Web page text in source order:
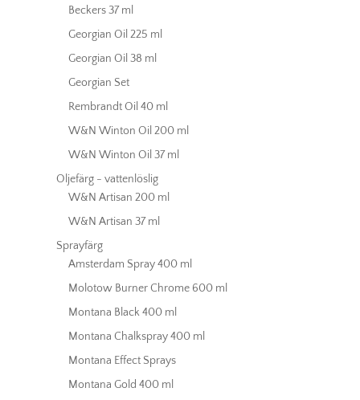
Beckers 37 ml
Georgian Oil 225 ml
Georgian Oil 38 ml
Georgian Set
Rembrandt Oil 40 ml
W&N Winton Oil 200 ml
W&N Winton Oil 37 ml
Oljefärg - vattenlöslig
W&N Artisan 200 ml
W&N Artisan 37 ml
Sprayfärg
Amsterdam Spray 400 ml
Molotow Burner Chrome 600 ml
Montana Black 400 ml
Montana Chalkspray 400 ml
Montana Effect Sprays
Montana Gold 400 ml